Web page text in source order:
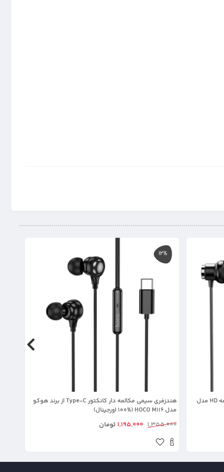
هندزفری سیمی جک دار با قابلیت Hifi و مکالمه HD مدل
12%
هندزفری سیمی مکالمه دار کانکتور Type-C از برند هوکو
مدل HOCO M116 (100% اورجینال)
1,355,000
1,195,000 تومان